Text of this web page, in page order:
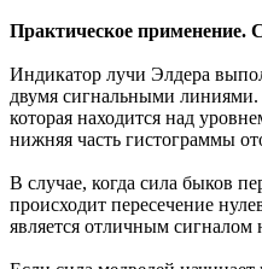
Практическое применение.
Индикатор лучи Элдера
двумя сигнальными линиями.
которая находится над
нижняя часть гистограммы
В случае, когда сила быков
происходит пересечение
является отличным сигналом